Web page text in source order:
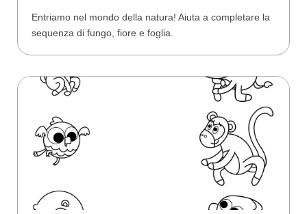
Entriamo nel mondo della natura! Aiuta a completare la
sequenza di fungo, fiore e foglia.